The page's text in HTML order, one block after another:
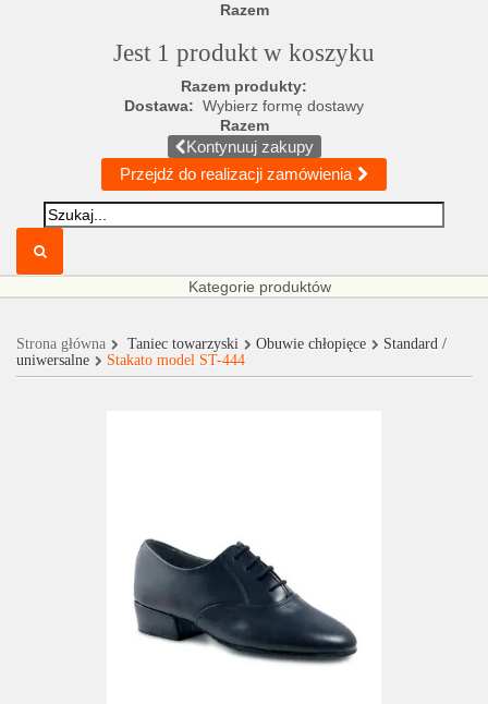
Razem
Jest 1 produkt w koszyku
Razem produkty:
Dostawa: Wybierz formę dostawy
Razem
Kontynuuj zakupy
Przejdź do realizacji zamówienia
Kategorie produktów
Strona główna Taniec towarzyski Obuwie chłopięce
Standard /
uniwersalne
Stakato model ST-444